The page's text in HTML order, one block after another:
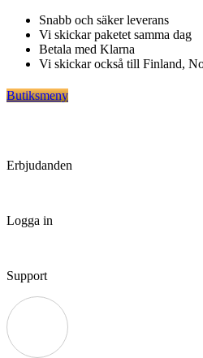
Hoppa
innehåll
Snabb och säker leverans
Vi skickar paketet samma dag
Betala med Klarna
Vi skickar också till Finland,
Butiksmeny
Erbjudanden
Logga in
Support